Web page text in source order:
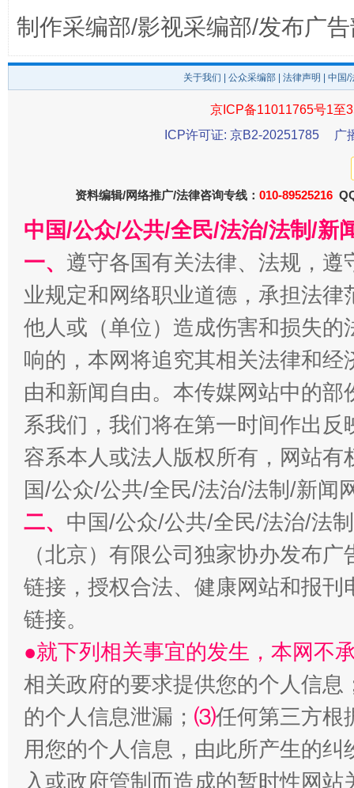
东山县通报“牛蛙产品抗生素超标问题” 法
千年窑火 生生不息 一
揭开“小金库”的免责幌子
受贿1.44亿！段成刚被判无期 从幼
制作采编部/影视采编部/发布广
关于我们 公众采编部 法律声明 | 中国
京ICP备11011765号1至
ICP许可证: 京B2-20251785
广
资料编辑/网络推广/法律咨询专线： 010-89525216
中国/公众/公共/全民/法治/法制/新
一、 遵守各国有关法律、法规，
业规定和网络职业道德，承担法
他人或（单位）造成伤害和损失
响的，本网将追究其相关法律和
由和新闻自由。本传媒网站中的
系我们，我们将在第一时间作出
容系本人或法人版权所有，网站
国/公众/公共/全民/法治/法制/新闻
二、 中国/公众/公共/全民/法治/法
（北京）有限公司独家协办发布
链接，授权合法、健康网站和报
链接。
●就下列相关事宜的发生，本网不
相关政府的要求提供您的个人信息
的个人信息泄漏； ⑶任何第三方根
用您的个人信息，由此所产生的纠
入或政府管制而造成的暂时性网